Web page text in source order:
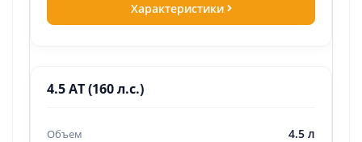
Характеристики
4.5 AT (160 л.с.)
4.5 л